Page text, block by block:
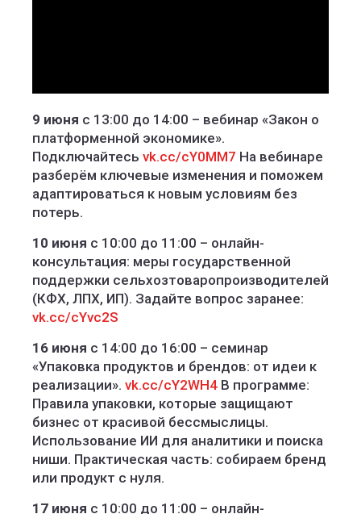
9 июня с 13:00 до 14:00 – вебинар «Закон о
платформенной экономике».
Подключайтесь vk.cc/cY0MM7 На вебинаре
разберём ключевые изменения и поможем
адаптироваться к новым условиям без
потерь.
10 июня с 10:00 до 11:00 – онлайн-
консультация: меры государственной
поддержки сельхозтоваропроизводителей
(КФХ, ЛПХ, ИП). Задайте вопрос заранее:
vk.cc/cYvc2S
16 июня с 14:00 до 16:00 – семинар
«Упаковка продуктов и брендов: от идеи к
реализации». vk.cc/cY2WH4 В программе:
Правила упаковки, которые защищают
бизнес от красивой бессмыслицы.
Использование ИИ для аналитики и поиска
ниши. Практическая часть: собираем бренд
или продукт с нуля.
17 июня с 10:00 до 11:00 – онлайн-